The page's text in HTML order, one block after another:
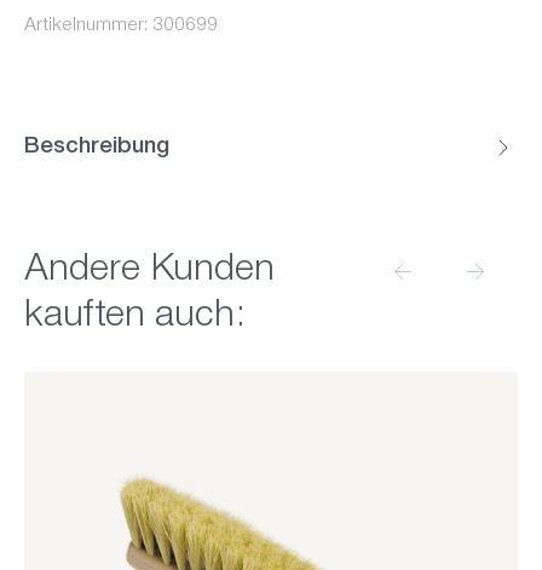
Artikelnummer: 300699
Beschreibung
Produktgalerie überspringen
Andere Kunden
kauften auch: